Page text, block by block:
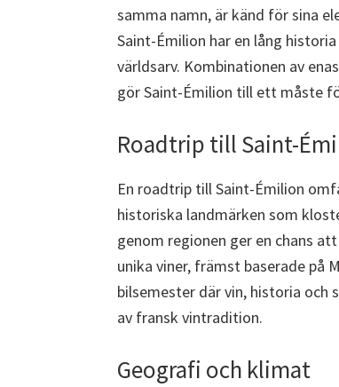
samma namn, är känd för sina
Saint-Émilion har en lång
världsarv. Kombinationen av
gör Saint-Émilion till ett måste
Roadtrip till Saint-
En roadtrip till Saint-Émilion
historiska landmärken som
genom regionen ger en chans
unika viner, främst baserade på
bilsemester där vin, historia och
av fransk vintradition.
Geografi och klimat